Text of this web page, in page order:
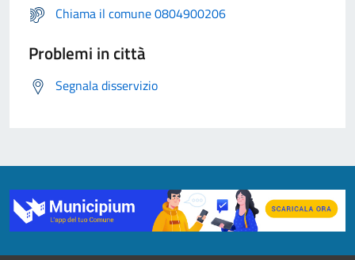
Chiama il comune 0804900206
Problemi in città
Segnala disservizio